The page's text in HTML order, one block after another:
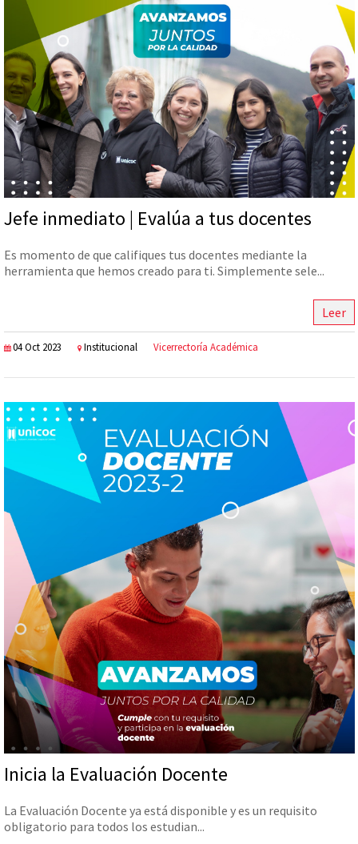
Jefe inmediato | Evalúa a tus docentes
Es momento de que califiques tus docentes mediante la
herramienta que hemos creado para ti. Simplemente sele...
Leer
04 Oct 2023 Institucional Vicerrectoría Académica
Inicia la Evaluación Docente
La Evaluación Docente ya está disponible y es un requisito
obligatorio para todos los estudian...